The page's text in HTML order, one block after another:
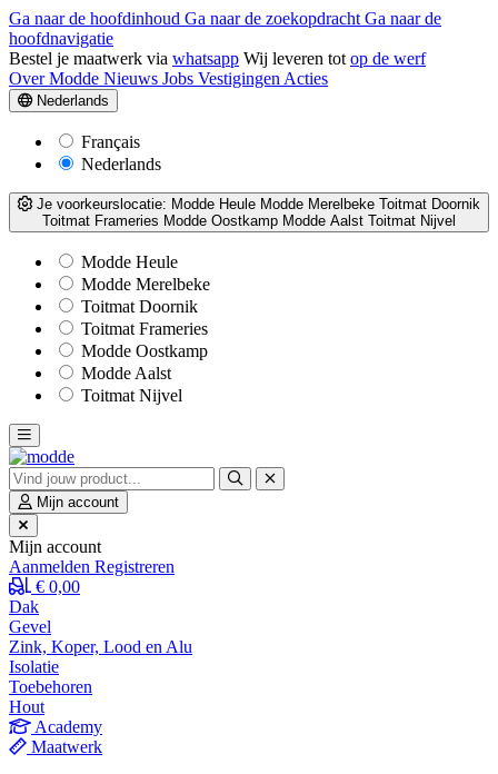
Ga naar de hoofdinhoud Ga naar de zoekopdracht Ga naar de
hoofdnavigatie
Bestel je maatwerk via whatsapp Wij leveren tot op de werf
Over Modde Nieuws Jobs Vestigingen Acties
Nederlands
Français
Nederlands
Je voorkeurslocatie: Modde Heule Modde Merelbeke Toitmat Doornik
Toitmat Frameries Modde Oostkamp Modde Aalst Toitmat Nijvel
Modde Heule
Modde Merelbeke
Toitmat Doornik
Toitmat Frameries
Modde Oostkamp
Modde Aalst
Toitmat Nijvel
Mijn account
Mijn account
Aanmelden Registreren
€ 0,00
Dak
Gevel
Zink, Koper, Lood en Alu
Isolatie
Toebehoren
Hout
Academy
Maatwerk